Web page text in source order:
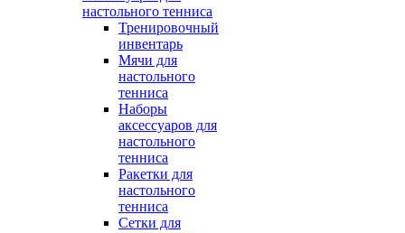
настольного тенниса
Тренировочный
инвентарь
Мячи для
настольного
тенниса
Наборы
аксессуаров для
настольного
тенниса
Ракетки для
настольного
тенниса
Сетки для